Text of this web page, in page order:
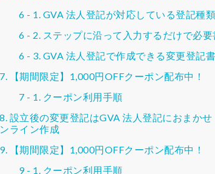
GVA 法人登記が対応している登記種類
ステップに沿って入力するだけで必
GVA 法人登記で作成できる変更登記書
【期間限定】1,000円OFFクーポン配布中！
クーポン利用手順
設立後の変更登記はGVA 法人登記におまか
ンライン作成
【期間限定】1,000円OFFクーポン配布中！
クーポン利用手順